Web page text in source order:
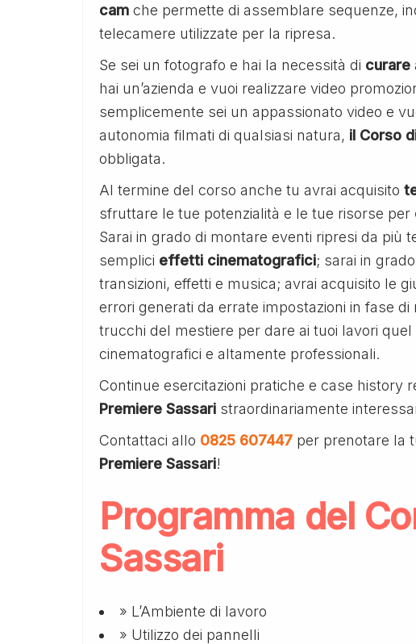
cam che permette di assemblare sequenze,
telecamere utilizzate per la ripresa.
Se sei un fotografo e hai la necessità di curare
hai un’azienda e vuoi realizzare video
semplicemente sei un appassionato video e
autonomia filmati di qualsiasi natura, il Corso
obbligata.
Al termine del corso anche tu avrai acquisito
sfruttare le tue potenzialità e le tue risorse per
Sarai in grado di montare eventi ripresi da più
semplici effetti cinematografici; sarai in
transizioni, effetti e musica; avrai acquisito le
errori generati da errate impostazioni in fase
trucchi del mestiere per dare ai tuoi lavori
cinematografici e altamente professionali.
Continue esercitazioni pratiche e case history
Premiere Sassari straordinariamente
Contattaci allo 0825 607447 per prenotare la
Premiere Sassari!
Programma del
Sassari
» L’Ambiente di lavoro
» Utilizzo dei pannelli